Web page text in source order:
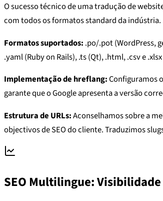
O sucesso técnico de uma tradução de
com todos os formatos standard da indústria.
Formatos suportados: .po/.pot (WordPress,
.yaml (Ruby on Rails), .ts (Qt), .html, .csv e
Implementação de hreflang:Configuramos
garante que o Google apresenta a versão
Estrutura de URLs:Aconselhamos sobre a
objectivos de SEO do cliente. Traduzimos
SEO Multilingue: